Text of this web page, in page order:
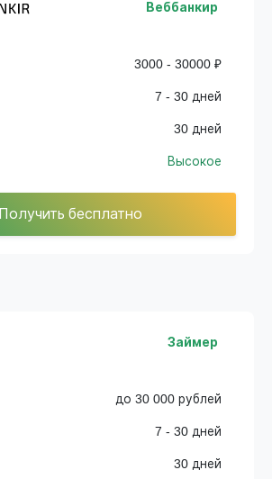
Веббанкир
3000 - 30000 ₽
7 - 30 дней
30 дней
Высокое
Получить бесплатно
Займер
до 30 000 рублей
7 - 30 дней
30 дней